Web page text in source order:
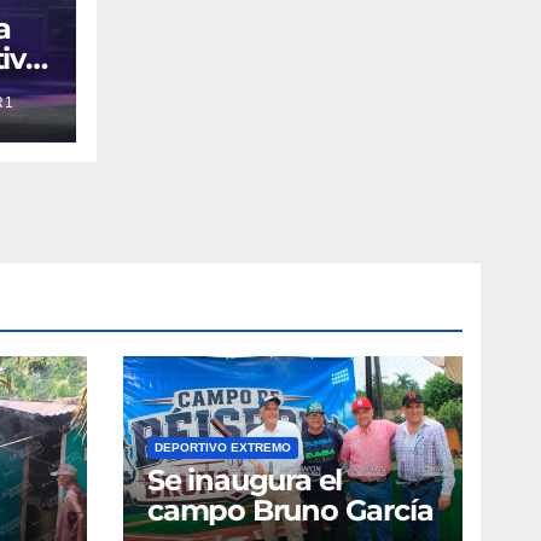
DEPORTIVO EXTREMO
Se inaugura el
campo Bruno García